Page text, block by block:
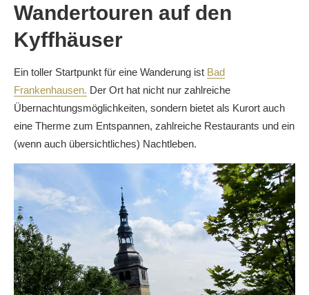
Wandertouren auf den
Kyffhäuser
Ein toller Startpunkt für eine Wanderung ist Bad
Frankenhausen. Der Ort hat nicht nur zahlreiche
Übernachtungsmöglichkeiten, sondern bietet als Kurort auch
eine Therme zum Entspannen, zahlreiche Restaurants und ein
(wenn auch übersichtliches) Nachtleben.